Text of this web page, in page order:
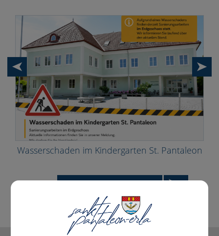
Wasserschaden im Kindergarten St. Pantaleon